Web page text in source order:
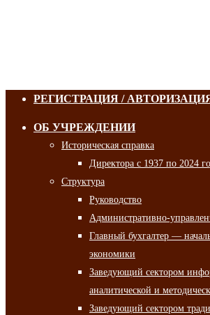
РЕГИСТРАЦИЯ /
ОБ УЧРЕЖДЕНИИ
Историческая справка
Директора с 1937 по 2024
Структура
Руководство
Административно-
Главный бухгалтер —
экономики
Заведующий сектором
аналитической и
Заведующий сектором